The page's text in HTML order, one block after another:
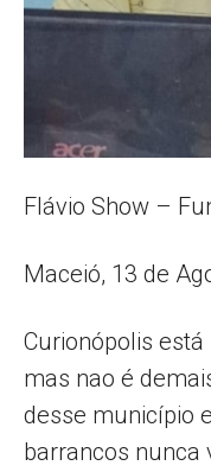
Flávio Show –
Maceió, 13 de
Curionópolis está
mas nao é
desse município
barrancos nunca